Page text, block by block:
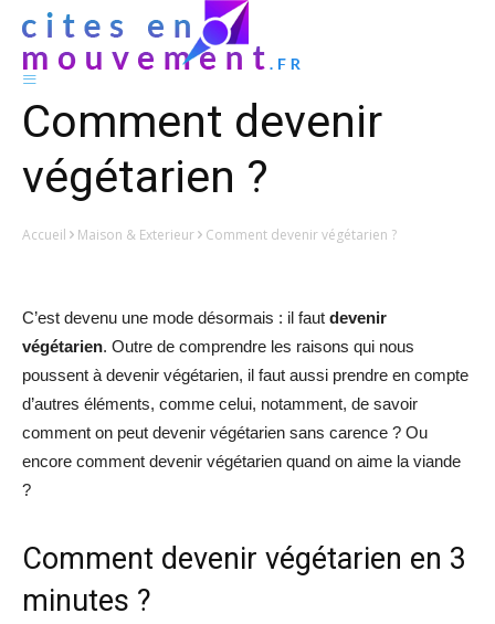
Comment devenir
végétarien ?
Accueil Maison & Exterieur Comment devenir végétarien ?
C’est devenu une mode désormais : il faut devenir
végétarien. Outre de comprendre les raisons qui nous
poussent à devenir végétarien, il faut aussi prendre en compte
d’autres éléments, comme celui, notamment, de savoir
comment on peut devenir végétarien sans carence ? Ou
encore comment devenir végétarien quand on aime la viande
?
Comment devenir végétarien en 3
minutes ?